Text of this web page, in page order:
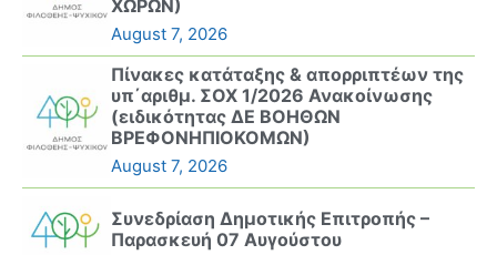
ΧΩΡΩΝ)
August 7, 2026
Πίνακες κατάταξης & απορριπτέων της
υπ΄αριθμ. ΣΟΧ 1/2026 Ανακοίνωσης
(ειδικότητας ΔΕ ΒΟΗΘΩΝ
ΒΡΕΦΟΝΗΠΙΟΚΟΜΩΝ)
August 7, 2026
Συνεδρίαση Δημοτικής Επιτροπής –
Παρασκευή 07 Αυγούστου